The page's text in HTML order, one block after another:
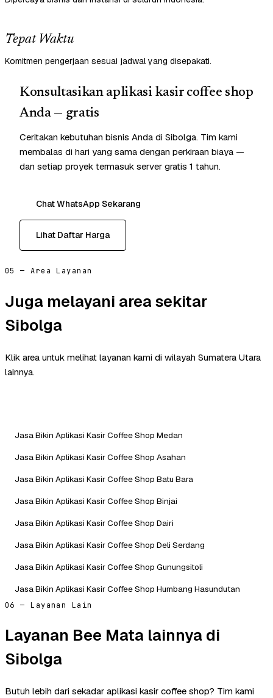
Tepat Waktu
Komitmen pengerjaan sesuai jadwal yang disepakati.
Konsultasikan aplikasi kasir coffee shop
Anda — gratis
Ceritakan kebutuhan bisnis Anda di Sibolga. Tim kami
membalas di hari yang sama dengan perkiraan biaya —
dan setiap proyek termasuk server gratis 1 tahun.
Chat WhatsApp Sekarang
Lihat Daftar Harga
05 — Area Layanan
Juga melayani area sekitar
Sibolga
Klik area untuk melihat layanan kami di wilayah Sumatera Utara
lainnya.
Jasa Bikin Aplikasi Kasir Coffee Shop Medan
Jasa Bikin Aplikasi Kasir Coffee Shop Asahan
Jasa Bikin Aplikasi Kasir Coffee Shop Batu Bara
Jasa Bikin Aplikasi Kasir Coffee Shop Binjai
Jasa Bikin Aplikasi Kasir Coffee Shop Dairi
Jasa Bikin Aplikasi Kasir Coffee Shop Deli Serdang
Jasa Bikin Aplikasi Kasir Coffee Shop Gunungsitoli
Jasa Bikin Aplikasi Kasir Coffee Shop Humbang Hasundutan
06 — Layanan Lain
Layanan Bee Mata lainnya di
Sibolga
Butuh lebih dari sekadar aplikasi kasir coffee shop? Tim kami